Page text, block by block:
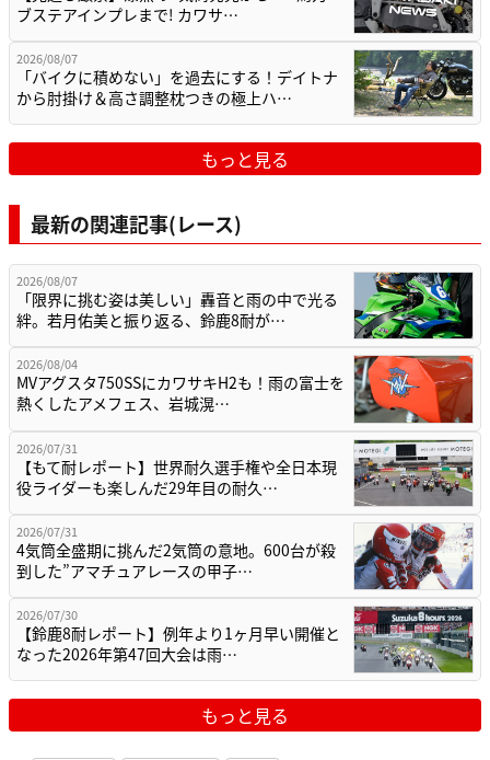
ブステアインプレまで! カワサ…
2026/08/07
「バイクに積めない」を過去にする！デイトナ
から肘掛け＆高さ調整枕つきの極上ハ…
もっと見る
最新の関連記事(レース)
2026/08/07
「限界に挑む姿は美しい」轟音と雨の中で光る
絆。若月佑美と振り返る、鈴鹿8耐が…
2026/08/04
MVアグスタ750SSにカワサキH2も！雨の富士を
熱くしたアメフェス、岩城滉…
2026/07/31
【もて耐レポート】世界耐久選手権や全日本現
役ライダーも楽しんだ29年目の耐久…
2026/07/31
4気筒全盛期に挑んだ2気筒の意地。600台が殺
到した”アマチュアレースの甲子…
2026/07/30
【鈴鹿8耐レポート】例年より1ヶ月早い開催と
なった2026年第47回大会は雨…
もっと見る